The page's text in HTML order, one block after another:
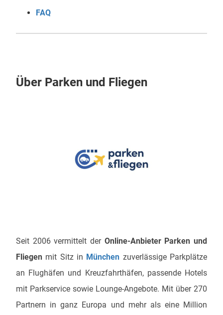
FAQ
Über Parken und Fliegen
Seit 2006 vermittelt der Online-Anbieter Parken und
Fliegen mit Sitz in München zuverlässige Parkplätze
an Flughäfen und Kreuzfahrthäfen, passende Hotels
mit Parkservice sowie Lounge-Angebote. Mit über 270
Partnern in ganz Europa und mehr als eine Million